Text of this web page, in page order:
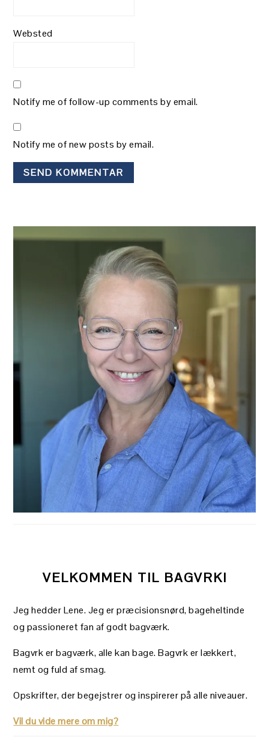
Websted
Notify me of follow-up comments by email.
Notify me of new posts by email.
PRIMÆR
VELKOMMEN TIL BAGVRK!
Jeg hedder Lene. Jeg er præcisionsnørd, bageheltinde
og passioneret fan af godt bagværk.
Bagvrk er bagværk, alle kan bage. Bagvrk er lækkert,
nemt og fuld af smag.
Opskrifter, der begejstrer og inspirerer på alle niveauer.
Vil du vide mere om mig?